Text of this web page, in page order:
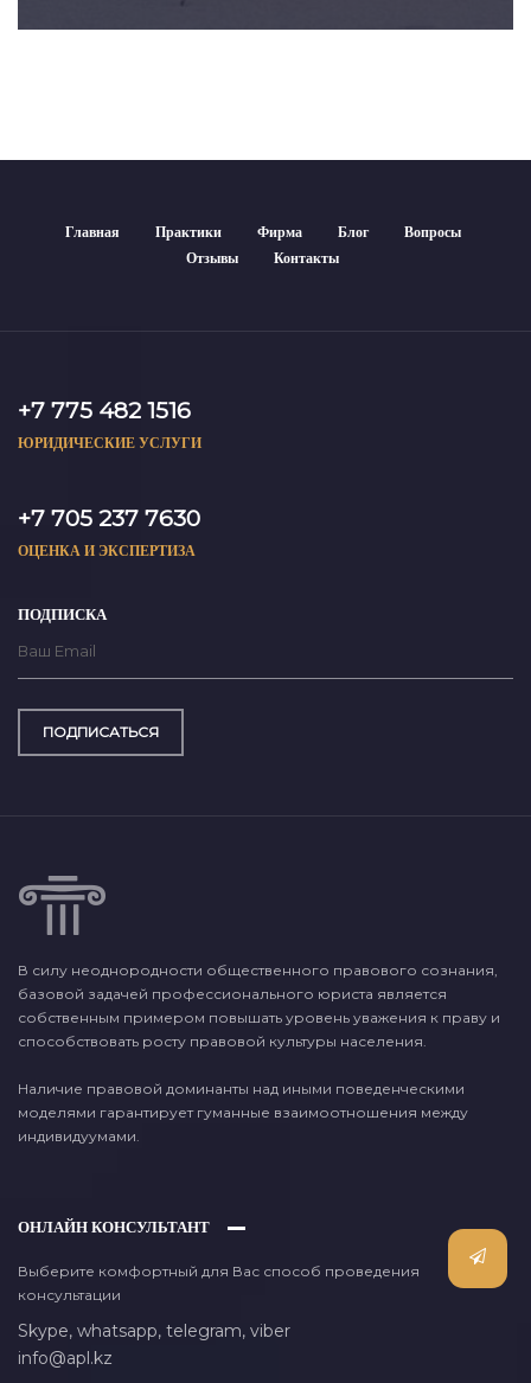
Главная Практики Фирма Блог
Вопросы
Отзывы
Контакты
+7 775 482 1516
ЮРИДИЧЕСКИЕ УСЛУГИ
+7 705 237 7630
ОЦЕНКА И ЭКСПЕРТИЗА
ПОДПИСКА
ПОДПИСАТЬСЯ
В силу неоднородности общественного правового сознания,
базовой задачей профессионального юриста является
собственным примером повышать уровень уважения к праву и
способствовать росту правовой культуры населения.
Наличие правовой доминанты над иными поведенческими
моделями гарантирует гуманные взаимоотношения между
индивидуумами.
ОНЛАЙН КОНСУЛЬТАНТ
Выберите комфортный для Вас способ проведения
консультации
Skype, whatsapp, telegram, viber
info@apl.kz